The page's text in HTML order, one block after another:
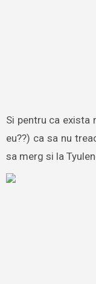
Si pentru ca exista
eu??) ca sa nu
sa merg si la